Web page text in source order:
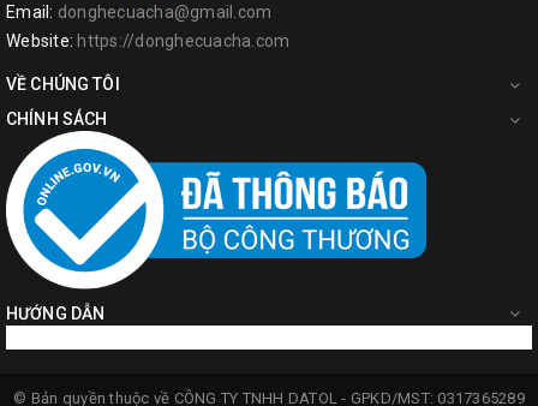
Email: donghecuacha@gmail.com
Website: https://donghecuacha.com
VỀ CHÚNG TÔI
CHÍNH SÁCH
HƯỚNG DẪN
© Bản quyền thuộc về CÔNG TY TNHH DATOL - GPKD/MST: 0317365289